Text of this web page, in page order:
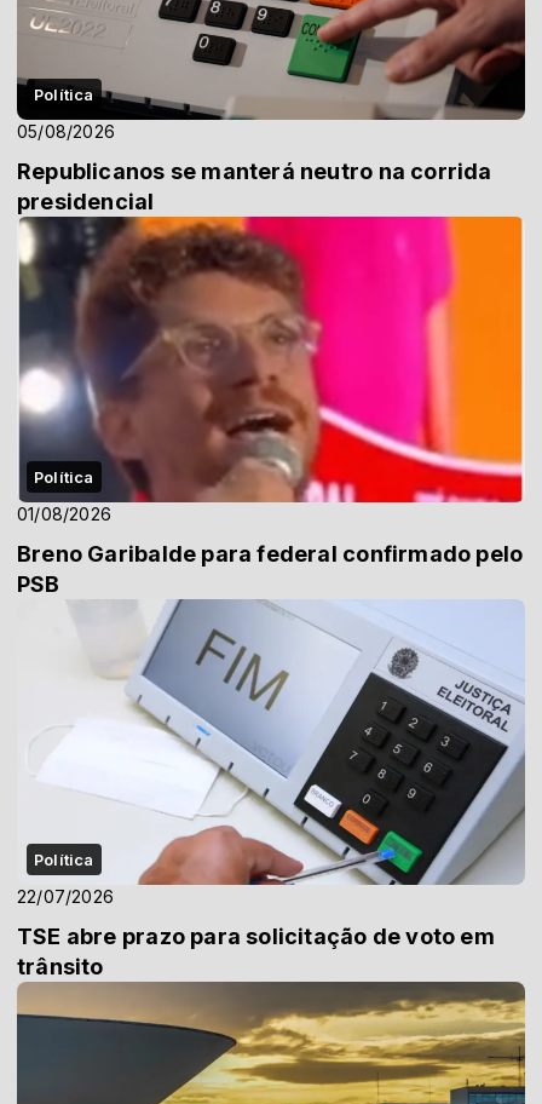
Política
05/08/2026
Republicanos se manterá neutro na corrida
presidencial
Política
01/08/2026
Breno Garibalde para federal confirmado pelo
PSB
Política
22/07/2026
TSE abre prazo para solicitação de voto em
trânsito